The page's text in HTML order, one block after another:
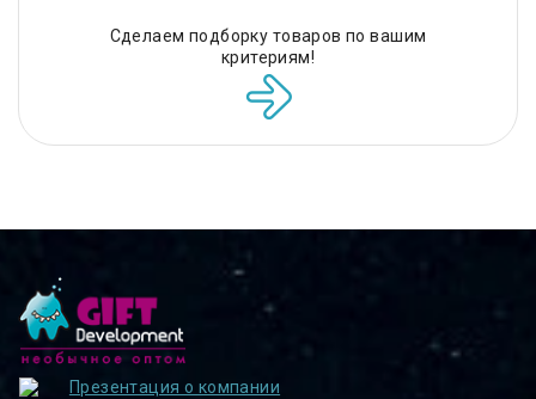
Сделаем подборку товаров по вашим
критериям!
Презентация о компании